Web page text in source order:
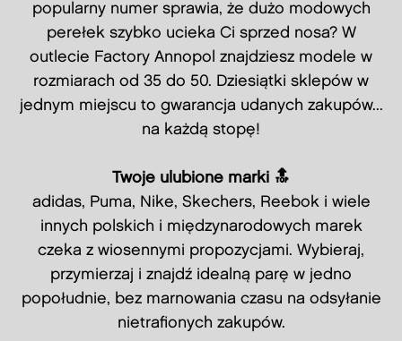
popularny numer sprawia, że dużo modowych
perełek szybko ucieka Ci sprzed nosa? W
outlecie Factory Annopol znajdziesz modele w
rozmiarach od 35 do 50. Dziesiątki sklepów w
jednym miejscu to gwarancja udanych zakupów...
na każdą stopę!
Twoje ulubione marki 🔝
adidas, Puma, Nike, Skechers, Reebok i wiele
innych polskich i międzynarodowych marek
czeka z wiosennymi propozycjami. Wybieraj,
przymierzaj i znajdź idealną parę w jedno
popołudnie, bez marnowania czasu na odsyłanie
nietrafionych zakupów.